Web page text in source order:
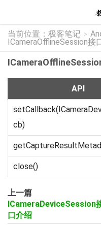
当前位置： 极客笔记 >
ICameraOfflineSession接
API
cb)
close()
上一篇
ICameraDeviceSession
口介绍